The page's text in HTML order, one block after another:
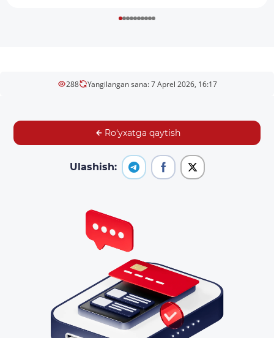
288 Yangilangan sana: 7 Aprel 2026, 16:17
Ro‘yxatga qaytish
Ulashish: